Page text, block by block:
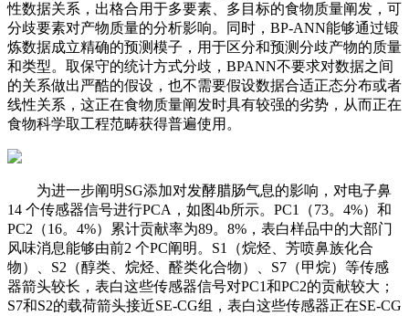
性数据关系，出格合用于多要素、多目标的食物质量阐发，可
分歧要素对产物质量的分析影响。同时，BP-ANN能够通过锻
炼数据成立精确的预测模子，用于区分和预测分歧产物的质量
和类型。取保守的统计方式分歧，BPANN不要求对数据之间
的关系做出严酷的假设，也不需要假设数据合适正态分布或者
线性关系，这正在食物质量阐发时具有较强的劣势，从而正在
食物科学取工程范畴获得普遍使用。
为进一步阐明SG添加对发酵腊肠气息的影响，对电子鼻
14 个传感器信号进行PCA，如图4b所示。PC1（73。4%）和
PC2（16。4%）累计贡献率为89。8%，表白样品中的大部门
风味消息能够由前2 个PC阐明。S1（烷烃、芳喷鼻族化合
物）、S2（醇类、烷烃、醛类化合物）、S7（甲烷）等传感
器箭头较长，表白这些传感器信号对PC1和PC2的贡献较大；
S7和S2的载荷箭头接近SE-CG组，表白这些传感器正在SE-CG